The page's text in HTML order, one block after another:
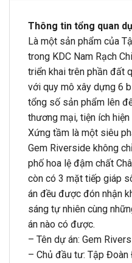
Thông tin tổng quan
Là một sản phẩm của
trong KDC Nam Rạch
triển khai trên phần đất
với quy mô xây dựng 6
tổng số sản phẩm lên
thương mại, tiện ích hiện
Xứng tầm là một siêu
Gem Riverside không
phố hoa lệ đậm chất
còn có 3 mặt tiếp giáp
án đều được đón nhận
sáng tự nhiên cùng
án nào có được.
– Tên dự án: Gem
– Chủ đầu tư: Tập Đoàn